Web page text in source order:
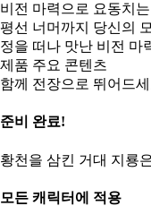
비전 마력으로 요동치
평선 너머까지 당신의
정을 떠나 맛난 비전 마
제품 주요 콘텐츠
함께 전장으로 뛰어드
준비 완료!
황천을 삼킨 거대 지룡
모든 캐릭터에 적용